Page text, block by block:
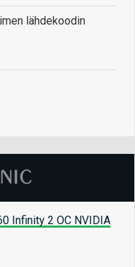
lähdekoodin
Infinity 2 OC NVIDIA